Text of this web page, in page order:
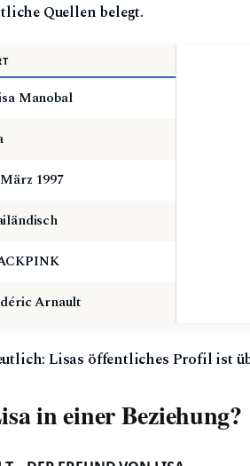
Quellen belegt.
Manobal
1997
Arnault
Lisas öffentliches Profil ist
in einer Beziehung?